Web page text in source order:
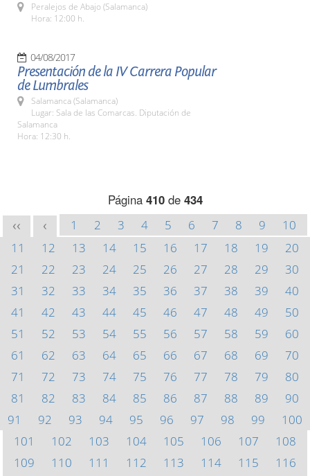
Peralejos de Abajo (Salamanca)
Hora: 12:00 h.
04/08/2017
Presentación de la IV Carrera Popular
de Lumbrales
Salamanca (Salamanca)
Lugar: Sala de las Comarcas. Diputación de
Salamanca
Hora: 12:30 h.
Página 410de 434
<< < 1 2 3 4 5 6 7 8 9
10
11
12 13 14 15 16 17 18 19
20
21
22 23 24 25 26 27 28 29
30
31
32 33 34 35 36 37 38 39
40
41
42 43 44 45 46 47 48 49
50
51
52 53 54 55 56 57 58 59
60
61
62 63 64 65 66 67 68 69
70
71
72 73 74 75 76 77 78 79
80
81
82 83 84 85 86 87 88 89
90
91
92 93 94 95 96 97 98 99
100
101
102 103 104 105 106 107
108
109
110 111 112 113 114 115
116